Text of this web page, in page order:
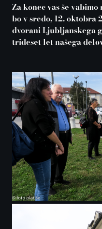
Za konec vas še
bo v sredo, 12. oktobra
dvorani Ljubljanskega
trideset let našega